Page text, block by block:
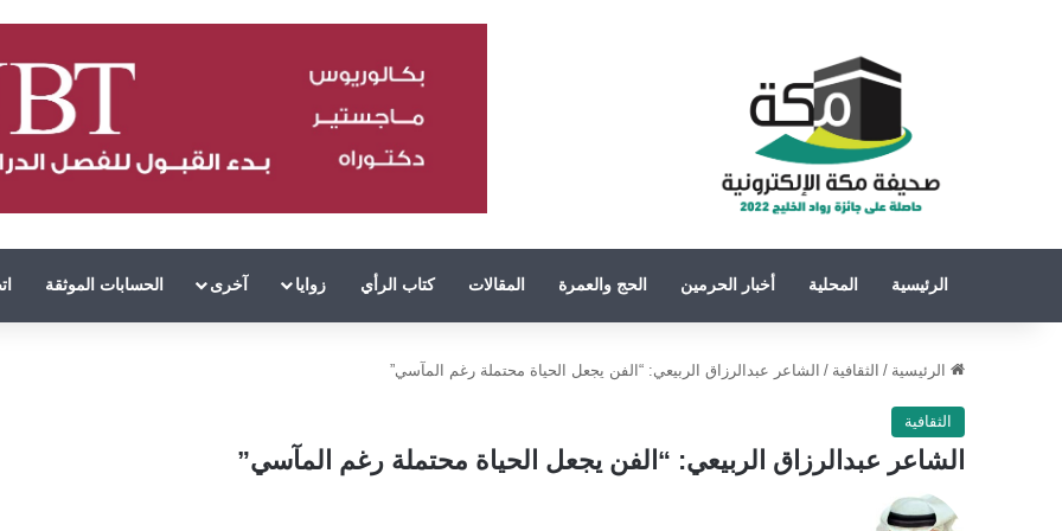
الرئيسية المحلية أخبار الحرمين الحج والعمرة المقالات كتاب الرأي زوايا آخرى الحسابات الموثقة
الرئيسية / الثقافية / الشاعر عبدالرزاق الربيعي: “الفن يجعل الحياة محتملة رغم المآسي”
الثقافية
الشاعر عبدالرزاق الربيعي: “الفن يجعل الحياة محتملة رغم المآسي”